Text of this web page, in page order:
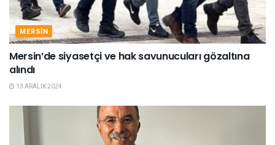
MERSIN
Mersin’de siyasetçi ve hak savunucuları gözaltına
alındı
13 ARALIK 2024